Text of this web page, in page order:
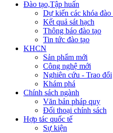
Đào tạo,Tập huấn
Dự kiến các khóa đào
Kết quả sát hạch
Thông báo đào tạo
Tin tức đào tạo
KHCN
Sản phẩm mới
Công nghệ mới
Nghiên cứu - Trao đổi
Khám phá
Chính sách ngành
Văn bản pháp quy
Đối thoại chính sách
Hợp tác quốc tế
Sự kiện